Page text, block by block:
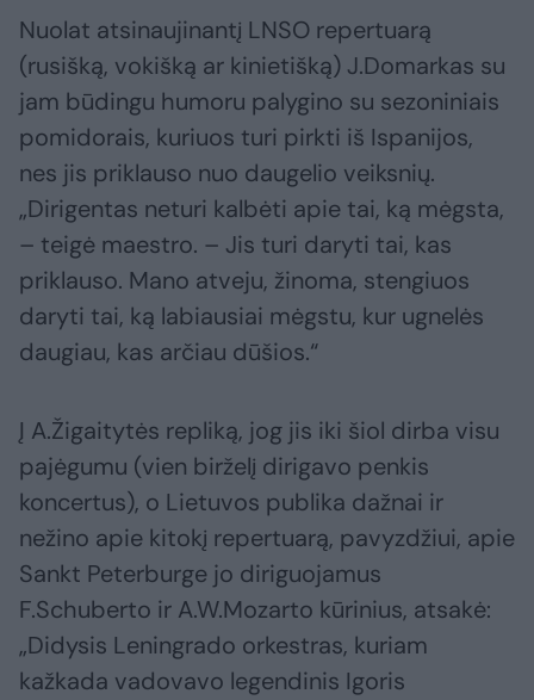
Nuolat atsinaujinantį LNSO repertuarą
(rusišką, vokišką ar kinietišką) J.Domarkas su
jam būdingu humoru palygino su sezoniniais
pomidorais, kuriuos turi pirkti iš Ispanijos,
nes jis priklauso nuo daugelio veiksnių.
„Dirigentas neturi kalbėti apie tai, ką mėgsta,
– teigė maestro. – Jis turi daryti tai, kas
priklauso. Mano atveju, žinoma, stengiuos
daryti tai, ką labiausiai mėgstu, kur ugnelės
daugiau, kas arčiau dūšios.“
Į A.Žigaitytės repliką, jog jis iki šiol dirba visu
pajėgumu (vien birželį dirigavo penkis
koncertus), o Lietuvos publika dažnai ir
nežino apie kitokį repertuarą, pavyzdžiui, apie
Sankt Peterburge jo diriguojamus
F.Schuberto ir A.W.Mozarto kūrinius, atsakė:
„Didysis Leningrado orkestras, kuriam
kažkada vadovavo legendinis Igoris